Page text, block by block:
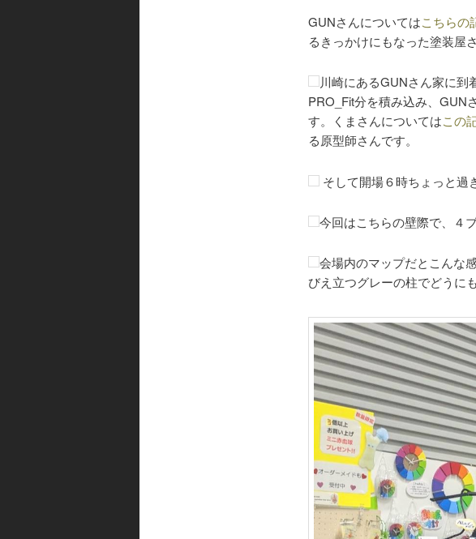
GUNさんについてはこちらの
るきっかけにもなった塗装屋
川崎にあるGUNさん家に到
PRO_Fit分を積み込み、GUN
す。くまさんについてはこの
る原型師さんです。
そして開場６時ちょっと過
今回はこちらの壁際で、４
会場内のマップだとこんな
びえ立つグレーの柱でどうに